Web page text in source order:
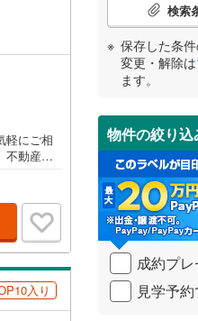
軽にご相
不動産購
入り
条
件
受
け
取
る
・
条
件
を
イ
ペ
検索
保存した条
変更・解除は
ます。
物件の絞り込
成約プ
見学予
南道路 （43）